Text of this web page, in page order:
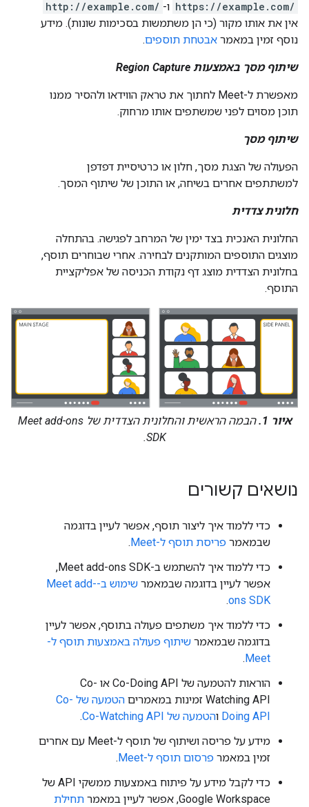
https://example.com/ ו- http://example.com/
אין את אותו מקור (כי הן משתמשות בסכימות שונות). מידע
נוסף זמין במאמר אבטחת תוספים.
שיתוף מסך באמצעות Region Capture
מאפשרת ל-Meet לחתוך את טראק הווידאו ולהסיר ממנו
תוכן מסוים לפני שמשתפים אותו מרחוק.
שיתוף מסך
הפעולה של הצגת מסך, חלון או כרטיסיית דפדפן
למשתתפים אחרים בשיחה, או התוכן של שיתוף המסך.
חלונית צדדית
החלונית האנכית בצד ימין של המרחב לפגישה. בהתחלה
מוצגים התוספים המותקנים לבחירה. אחרי שבוחרים תוסף,
בחלונית הצדדית מוצג דף נקודת הכניסה של אפליקציית
התוסף.
איור 1.
הבמה הראשית והחלונית הצדדית של Meet add-ons
SDK.
נושאים קשורים
כדי ללמוד איך ליצור תוסף, אפשר לעיין בדוגמה
שבמאמר פריסת תוסף ל-Meet
.
כדי ללמוד איך להשתמש ב-Meet add-ons SDK,
אפשר לעיין בדוגמה שבמאמר
שימוש ב-Meet add-
ons SDK
.
כדי ללמוד איך משתפים פעולה בתוסף, אפשר לעיין
בדוגמה שבמאמר שיתוף פעולה באמצעות תוסף ל-
Meet
.
הוראות להטמעה של Co-Doing API או Co-
Watching API זמינות במאמרים
הטמעה של Co-
Doing API והטמעה של Co-Watching API
.
מידע על פריסה ושיתוף של תוסף ל-Meet עם אחרים
זמין במאמר פרסום תוסף ל-Meet
.
כדי לקבל מידע על פיתוח באמצעות ממשקי API של
Google Workspace, אפשר לעיין במאמר
תחילת